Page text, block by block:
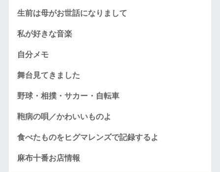
生前は母がお世話になりまして
私が好きな音楽
自分メモ
舞台見てきました
野球・相撲・サカー・自転車
鞄病の唄／かわいいものよ
食べたものをヒグマレンズで記録するよ
麻布十番お店情報